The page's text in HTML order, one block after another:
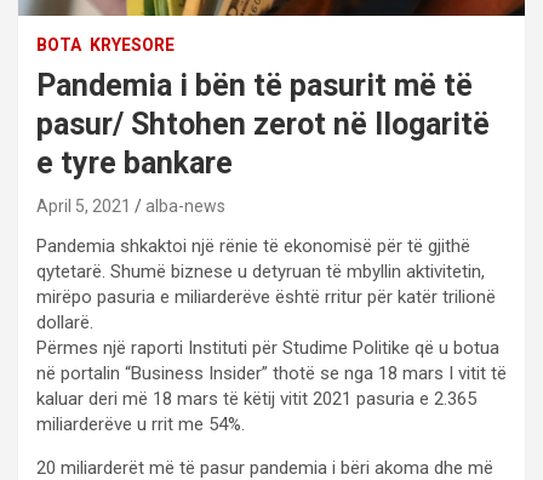
BOTA KRYESORE
Pandemia i bën të pasurit më të
pasur/ Shtohen zerot në llogaritë
e tyre bankare
April 5, 2021 alba-news
Pandemia shkaktoi një rënie të ekonomisë për të gjithë
qytetarë. Shumë biznese u detyruan të mbyllin aktivitetin,
mirëpo pasuria e miliarderëve është rritur për katër trilionë
dollarë.
Përmes një raporti Instituti për Studime Politike që u botua
në portalin “Business Insider” thotë se nga 18 mars I vitit të
kaluar deri më 18 mars të këtij vitit 2021 pasuria e 2.365
miliarderëve u rrit me 54%.
20 miliarderët më të pasur pandemia i bëri akoma dhe më